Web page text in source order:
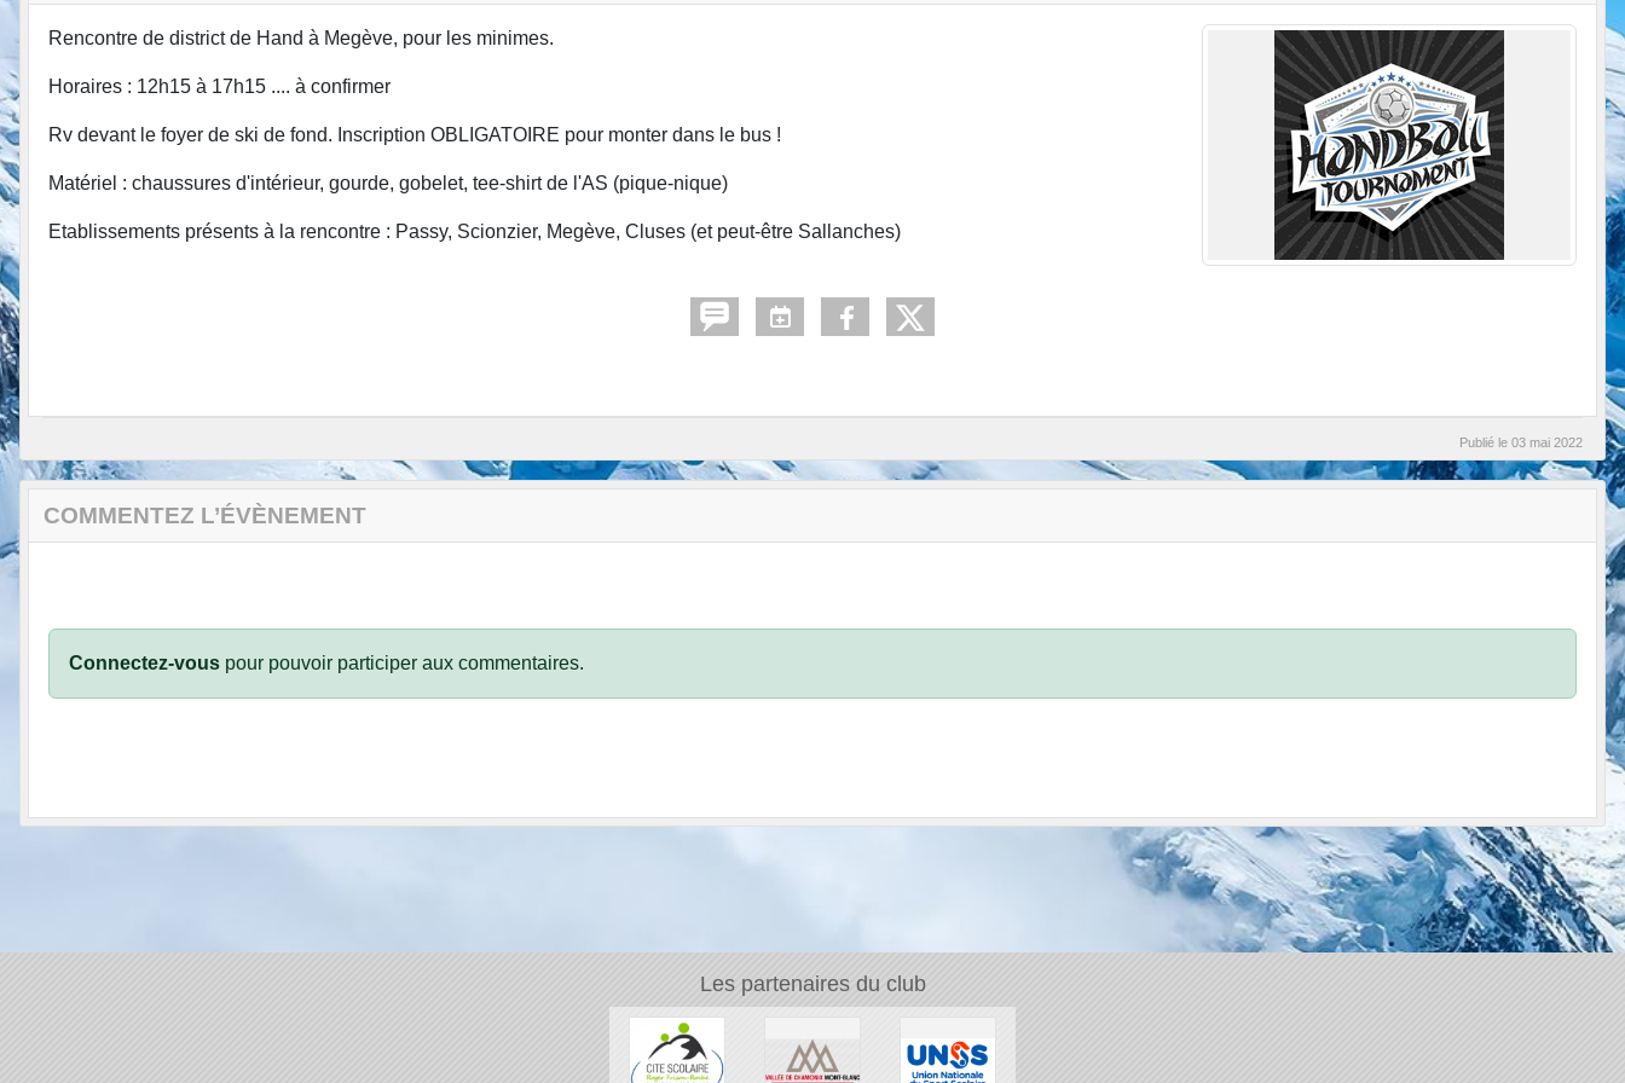
Rencontre de district de Hand à Megève, pour les minimes.
Horaires : 12h15 à 17h15 .... à confirmer
Rv devant le foyer de ski de fond. Inscription OBLIGATOIRE pour monter dans le bus !
Matériel : chaussures d'intérieur, gourde, gobelet, tee-shirt de l'AS (pique-nique)
Etablissements présents à la rencontre : Passy, Scionzier, Megève, Cluses (et peut-être Sallanches)
Publié le 03 mai 2022
COMMENTEZ L’ÉVÈNEMENT
Connectez-vous pour pouvoir participer aux commentaires.
Les partenaires du club